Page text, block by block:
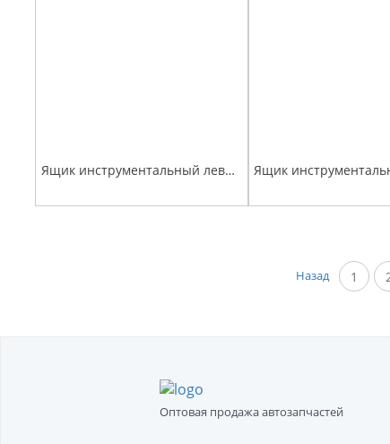
Ящик инструментальный левый ПАЗ-4230 ПАЗ
Назад 1
Оптовая продажа автозапчастей